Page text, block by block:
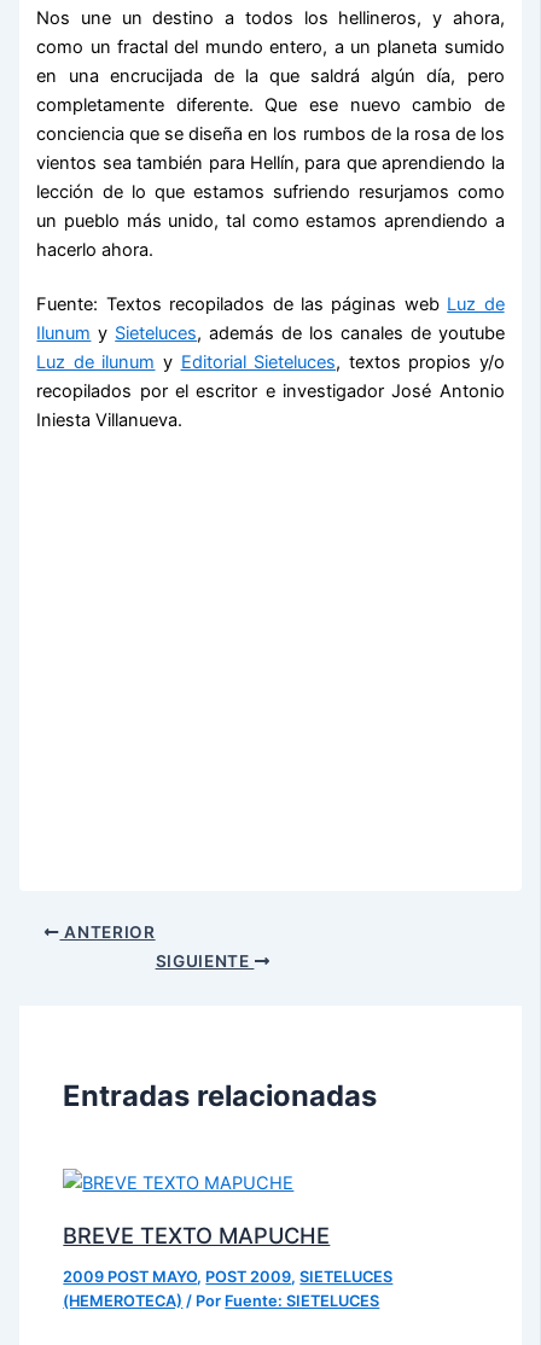
Nos une un destino a todos los hellineros, y ahora,
como un fractal del mundo entero, a un planeta sumido
en una encrucijada de la que saldrá algún día, pero
completamente diferente. Que ese nuevo cambio de
conciencia que se diseña en los rumbos de la rosa de los
vientos sea también para Hellín, para que aprendiendo la
lección de lo que estamos sufriendo resurjamos como
un pueblo más unido, tal como estamos aprendiendo a
hacerlo ahora.
Fuente: Textos recopilados de las páginas web Luz de
Ilunum y Sieteluces, además de los canales de youtube
Luz de ilunum y Editorial Sieteluces, textos propios y/o
recopilados por el escritor e investigador José Antonio
Iniesta Villanueva.
ANTERIOR
SIGUIENTE
Entradas relacionadas
BREVE TEXTO MAPUCHE
2009 POST MAYO, POST 2009,SIETELUCES
(HEMEROTECA) / Por Fuente: SIETELUCES